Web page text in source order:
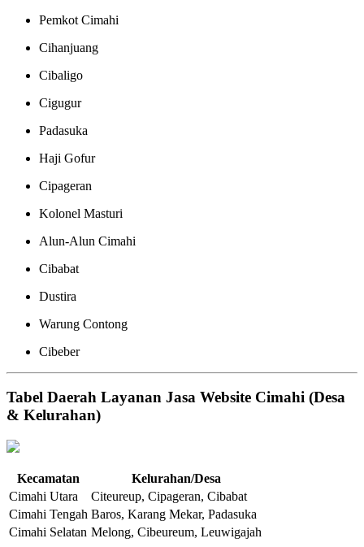
Pemkot Cimahi
Cihanjuang
Cibaligo
Cigugur
Padasuka
Haji Gofur
Cipageran
Kolonel Masturi
Alun-Alun Cimahi
Cibabat
Dustira
Warung Contong
Cibeber
Tabel Daerah Layanan Jasa Website Cimahi (Desa
& Kelurahan)
Kecamatan
Kelurahan/Desa
Cimahi Utara
Citeureup, Cipageran, Cibabat
Cimahi Tengah Baros, Karang Mekar, Padasuka
Cimahi Selatan Melong, Cibeureum, Leuwigajah